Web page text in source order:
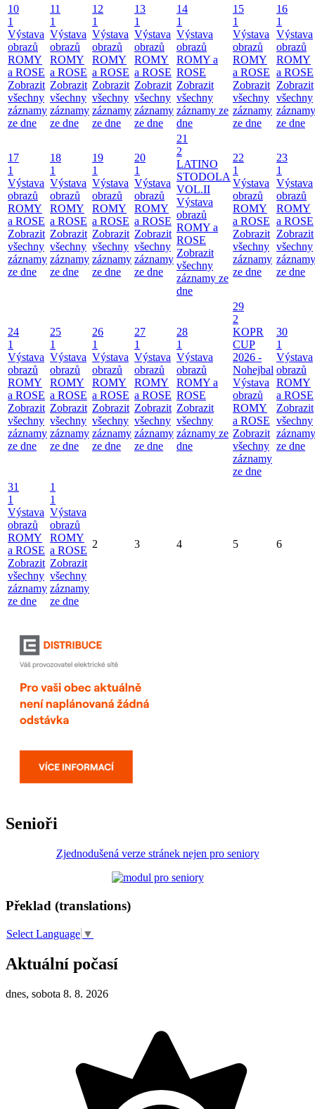
10
1
Výstava
obrazů
ROMY
a ROSE
Zobrazit
všechny
záznamy
ze dne
11
1
Výstava
obrazů
ROMY
a ROSE
Zobrazit
všechny
záznamy
ze dne
12
1
Výstava
obrazů
ROMY
a ROSE
Zobrazit
všechny
záznamy
ze dne
13
1
Výstava
obrazů
ROMY
a ROSE
Zobrazit
všechny
záznamy
ze dne
14
1
Výstava
obrazů
ROMY a
ROSE
Zobrazit
všechny
záznamy ze
dne
15
1
Výstava
obrazů
ROMY
a ROSE
Zobrazit
všechny
záznamy
ze dne
16
1
Výstava
obrazů
ROMY
a ROSE
Zobrazit
všechny
záznamy
ze dne
17
1
Výstava
obrazů
ROMY
a ROSE
Zobrazit
všechny
záznamy
ze dne
18
1
Výstava
obrazů
ROMY
a ROSE
Zobrazit
všechny
záznamy
ze dne
19
1
Výstava
obrazů
ROMY
a ROSE
Zobrazit
všechny
záznamy
ze dne
20
1
Výstava
obrazů
ROMY
a ROSE
Zobrazit
všechny
záznamy
ze dne
21
2
LATINO
STODOLA
VOL.II
Výstava
obrazů
ROMY a
ROSE
Zobrazit
všechny
záznamy ze
dne
22
1
Výstava
obrazů
ROMY
a ROSE
Zobrazit
všechny
záznamy
ze dne
23
1
Výstava
obrazů
ROMY
a ROSE
Zobrazit
všechny
záznamy
ze dne
24
1
Výstava
obrazů
ROMY
a ROSE
Zobrazit
všechny
záznamy
ze dne
25
1
Výstava
obrazů
ROMY
a ROSE
Zobrazit
všechny
záznamy
ze dne
26
1
Výstava
obrazů
ROMY
a ROSE
Zobrazit
všechny
záznamy
ze dne
27
1
Výstava
obrazů
ROMY
a ROSE
Zobrazit
všechny
záznamy
ze dne
28
1
Výstava
obrazů
ROMY a
ROSE
Zobrazit
všechny
záznamy ze
dne
29
2
KOPR
CUP
2026 -
Nohejbal
Výstava
obrazů
ROMY
a ROSE
Zobrazit
všechny
záznamy
ze dne
30
1
Výstava
obrazů
ROMY
a ROSE
Zobrazit
všechny
záznamy
ze dne
31
1
Výstava
obrazů
ROMY
a ROSE
Zobrazit
všechny
záznamy
ze dne
1
1
Výstava
obrazů
ROMY
a ROSE
Zobrazit
všechny
záznamy
ze dne
2 3 4 5 6
Senioři
Zjednodušená verze stránek nejen pro seniory
Překlad (translations)
Select Language ▼
Aktuální počasí
dnes, sobota 8. 8. 2026